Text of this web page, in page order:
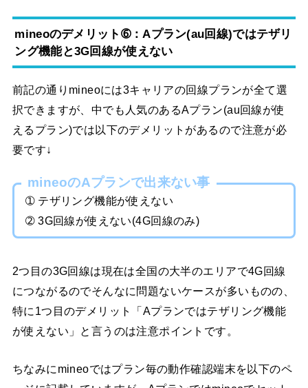
mineoのデメリット➅：Aプラン(au回線)ではテザリ
ング機能と3G回線が使えない
前記の通りmineoには3キャリアの回線プランが全て選
択できますが、中でも人気のあるAプラン(au回線が使
えるプラン)では以下のデメリットがあるので注意が必
要です↓
mineoのAプランで出来ない事
➀ テザリング機能が使えない
➁ 3G回線が使えない(4G回線のみ)
2つ目の3G回線は現在は全国の大半のエリアで4G回線
につながるのでそんなに問題ないケースが多いものの、
特に1つ目のデメリット「Aプランではテザリング機能
が使えない」と言うのは注意ポイントです。
ちなみにmineoではプラン毎の動作確認端末を以下のペ